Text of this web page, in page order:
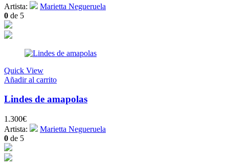
Artista:
Marietta Negueruela
0 de 5
Quick View
Añadir al carrito
Lindes de amapolas
1.300€
Artista:
Marietta Negueruela
0 de 5